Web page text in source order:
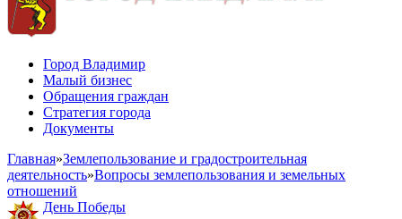
Город Владимир
Малый бизнес
Обращения граждан
Стратегия города
Документы
Главная»Землепользование и градостроительная
деятельность»Вопросы землепользования и земельных
отношений
День Победы